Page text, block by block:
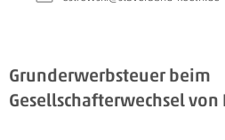
Grunderwerbsteuer beim
Gesellschafterwechsel von